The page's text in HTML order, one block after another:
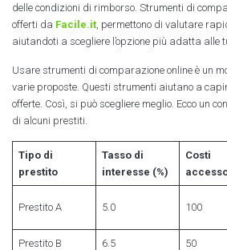
delle condizioni di rimborso. Strumenti di
offerti da Facile.it , permettono di valutare
aiutandoti a scegliere l’opzione più adatta alle
Usare strumenti di comparazione online è un
varie proposte. Questi strumenti aiutano a
offerte. Così, si può scegliere meglio. Ecco un
di alcuni prestiti.
Tipo di
prestito
Tasso di
interesse (%)
Costi
Prestito A 5.0 100
Prestito B 6.5 50